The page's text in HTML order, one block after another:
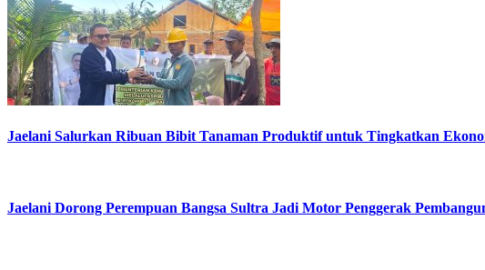
Jaelani Salurkan Ribuan Bibit Tanaman Produktif untuk Tingkatkan
Jaelani Dorong Perempuan Bangsa Sultra Jadi Motor Penggerak